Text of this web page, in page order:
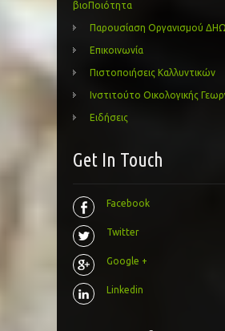
βιοΠοιότητα
Παρουσίαση Οργανισμού ΔΗΩ
Επικοινωνία
Πιστοποιήσεις Καλλυντικών
Ινστιτούτο Οικολογικής
Ειδήσεις
Get In Touch
Facebook
Twitter
Google +
Linkedin